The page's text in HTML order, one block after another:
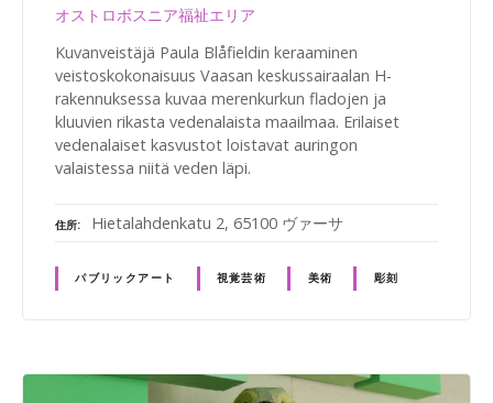
オストロボスニア福祉エリア
Kuvanveistäjä Paula Blåfieldin keraaminen
veistoskokonaisuus Vaasan keskussairaalan H-
rakennuksessa kuvaa merenkurkun fladojen ja
kluuvien rikasta vedenalaista maailmaa. Erilaiset
vedenalaiset kasvustot loistavat auringon
valaistessa niitä veden läpi.
住所 Hietalahdenkatu 2, 65100 ヴァーサ
パブリックアート 視覚芸術 美術 彫刻